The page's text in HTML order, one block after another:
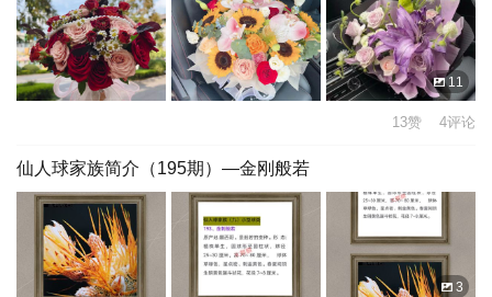
11
13赞 4评论
仙人球家族简介（195期）—金刚般若
3